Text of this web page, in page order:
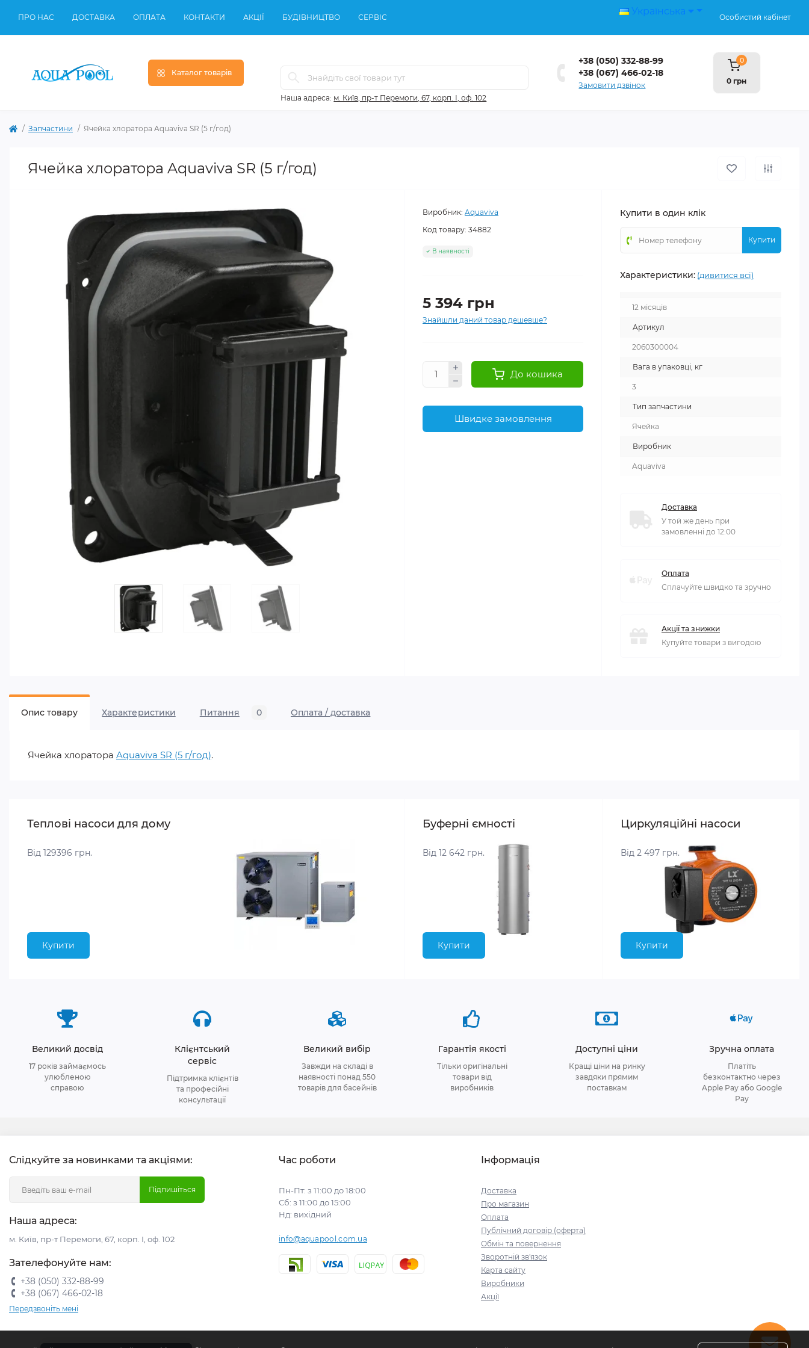
ПРО НАС ДОСТАВКА ОПЛАТА КОНТАКТИ АКЦІЇ БУДІВНИЦТВО СЕРВІС
Українська
Особистий кабінет
Каталог товарів
Наша адреса: м. Київ, пр-т Перемоги, 67, корп. І, оф. 102
+38 (050) 332-88-99
+38 (067) 466-02-18
Замовити дзвінок
0
0 грн
Запчастини Ячейка хлоратора Aquaviva SR (5 г/год)
Ячейка хлоратора Aquaviva SR (5 г/год)
Виробник: Aquaviva
Код товару: 34882
В наявності
5 394 грн
Знайшли даний товар дешевше?
До кошика
Швидке замовлення
Купити в один клік
Купити
Характеристики: (дивитися всі)
12 місяців
Артикул
2060300004
Вага в упаковці, кг
3
Тип запчастини
Ячейка
Виробник
Aquaviva
Доставка
У той же день при
замовленні до 12:00
Оплата
Сплачуйте швидко та зручно
Акції та знижки
Купуйте товари з вигодою
Опис товару Характеристики Питання 0 Оплата / доставка
Ячейка хлоратора Aquaviva SR (5 г/год).
Теплові насоси для дому
Від 129396 грн.
Купити
Буферні ємності
Від 12 642 грн.
Купити
Циркуляційні насоси
Від 2 497 грн.
Купити
Великий досвід
17 років займаємось
улюбленою
справою
Клієнтський
сервіс
Підтримка клієнтів
та професійні
консультації
Великий вибір
Завжди на складі в
наявності понад 550
товарів для басейнів
Гарантія якості
Тільки оригінальні
товари від
виробників
Доступні ціни
Кращі ціни на ринку
завдяки прямим
поставкам
Зручна оплата
Платіть
безконтактно через
Apple Pay або Google
Pay
Слідкуйте за новинками та акціями:
Підпишіться
Наша адреса:
м. Київ, пр-т Перемоги, 67, корп. І, оф. 102
Зателефонуйте нам:
+38 (050) 332-88-99
+38 (067) 466-02-18
Передзвоніть мені
Час роботи
Пн-Пт: з 11:00 до 18:00
Сб: з 11:00 до 15:00
Нд: вихідний
info@aquapool.com.ua
Інформація
Доставка
Про магазин
Оплата
Публічний договір (оферта)
Обмін та повернення
Зворотній зв'язок
Карта сайту
Виробники
Акції